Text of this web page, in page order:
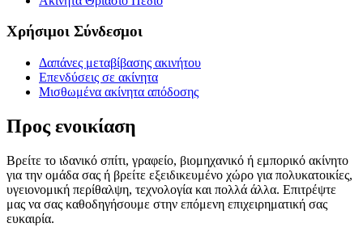
Χρήσιμοι Σύνδεσμοι
Δαπάνες μεταβίβασης ακινήτου
Επενδύσεις σε ακίνητα
Μισθωμένα ακίνητα απόδοσης
Προς ενοικίαση
Βρείτε το ιδανικό σπίτι, γραφείο, βιομηχανικό ή εμπορικό ακίνητο
για την ομάδα σας ή βρείτε εξειδικευμένο χώρο για πολυκατοικίες,
υγειονομική περίθαλψη, τεχνολογία και πολλά άλλα. Επιτρέψτε
μας να σας καθοδηγήσουμε στην επόμενη επιχειρηματική σας
ευκαιρία.